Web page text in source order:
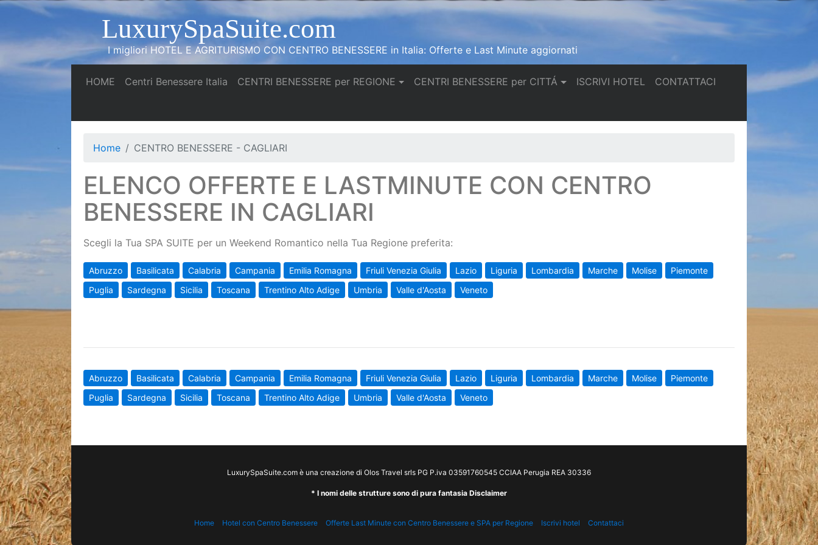
LuxurySpaSuite.com
I migliori HOTEL E AGRITURISMO CON CENTRO BENESSERE in Italia: Offerte e Last Minute aggiornati
HOME (current)
Centri Benessere Italia (current)
CENTRI BENESSERE per REGIONE CENTRI BENESSERE per CITTÁ ISCRIVI HOTEL(current)
CONTATTACI(current)
Home CENTRO BENESSERE - CAGLIARI
ELENCO OFFERTE E LASTMINUTE CON CENTRO
BENESSERE IN CAGLIARI
Scegli la Tua SPA SUITE per un Weekend Romantico nella Tua Regione preferita:
Abruzzo Basilicata Calabria Campania Emilia Romagna Friuli Venezia Giulia Lazio Liguria Lombardia Marche Molise
Piemonte
Puglia
Sardegna Sicilia Toscana Trentino Alto Adige Umbria Valle d'Aosta Veneto
Abruzzo Basilicata Calabria Campania Emilia Romagna Friuli Venezia Giulia Lazio Liguria Lombardia Marche Molise
Piemonte
Puglia
Sardegna Sicilia Toscana Trentino Alto Adige Umbria Valle d'Aosta Veneto
LuxurySpaSuite.com è una creazione di Olos Travel srls PG P.iva 03591760545 CCIAA Perugia REA 30336
* I nomi delle strutture sono di pura fantasia Disclaimer
Home Hotel con Centro Benessere Offerte Last Minute con Centro Benessere e SPA per Regione Iscrivi hotel Contattaci